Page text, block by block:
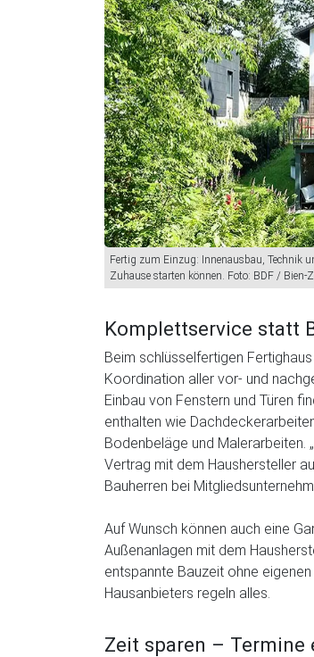
Fertig zum Einzug: Innenausbau, Technik
Zuhause starten können. Foto: BDF / Bien-
Komplettservice statt
Beim schlüsselfertigen
Koordination aller vor- und
Einbau von Fenstern und Türen
enthalten wie
Bodenbeläge und Malerarbeiten.
Vertrag mit dem Haushersteller
Bauherren bei
Auf Wunsch können auch eine
Außenanlagen mit dem
entspannte Bauzeit ohne
Hausanbieters regeln alles.
Zeit sparen – Termine